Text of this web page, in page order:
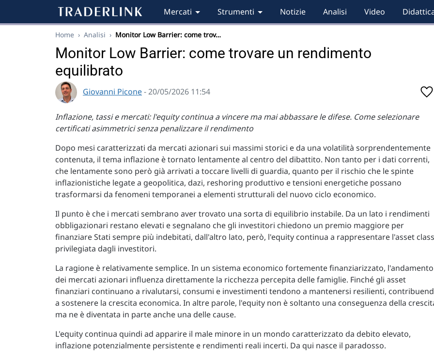
Mercati Strumenti Notizie Analisi Video
Home › Analisi › Monitor Low Barrier: come trov…
Monitor Low Barrier: come trovare un rendimento
equilibrato
Giovanni Picone- 20/05/2026 11:54
Inflazione, tassi e mercati: l'equity continua a vincere ma mai abbassare le difese. Come selezionare
certificati asimmetrici senza penalizzare il rendimento
Dopo mesi caratterizzati da mercati azionari sui massimi storici e da una volatilità sorprendentemente
contenuta, il tema inflazione è tornato lentamente al centro del dibattito. Non tanto per i dati correnti,
che lentamente sono però già arrivati a toccare livelli di guardia, quanto per il rischio che le spinte
inflazionistiche legate a geopolitica, dazi, reshoring produttivo e tensioni energetiche possano
trasformarsi da fenomeni temporanei a elementi strutturali del nuovo ciclo economico.
Il punto è che i mercati sembrano aver trovato una sorta di equilibrio instabile. Da un lato i rendimenti
obbligazionari restano elevati e segnalano che gli investitori chiedono un premio maggiore per
finanziare Stati sempre più indebitati, dall'altro lato, però, l'equity continua a rappresentare l'asset class
privilegiata dagli investitori.
La ragione è relativamente semplice. In un sistema economico fortemente finanziarizzato, l'andamento
dei mercati azionari influenza direttamente la ricchezza percepita delle famiglie. Finché gli asset
finanziari continuano a rivalutarsi, consumi e investimenti tendono a mantenersi resilienti,
a sostenere la crescita economica. In altre parole, l'equity non è soltanto una conseguenza della
ma ne è diventata in parte anche una delle cause.
L'equity continua quindi ad apparire il male minore in un mondo caratterizzato da debito elevato,
inflazione potenzialmente persistente e rendimenti reali incerti. Da qui nasce il paradosso.